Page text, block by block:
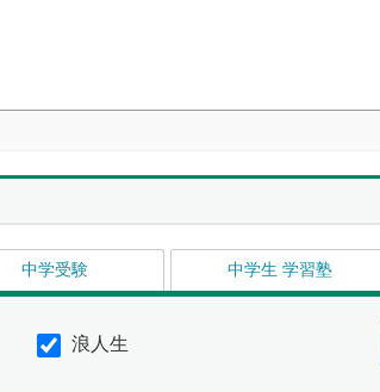
中学受験 中学生 学習塾
浪人生